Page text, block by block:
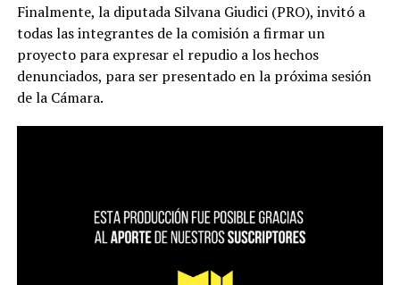
Finalmente, la diputada Silvana Giudici (PRO), invitó a
todas las integrantes de la comisión a firmar un
proyecto para expresar el repudio a los hechos
denunciados, para ser presentado en la próxima sesión
de la Cámara.